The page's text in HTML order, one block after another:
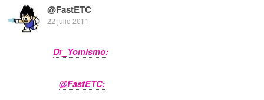
@FastETC
22 julio 2011
Dr_Yomismo:
@FastETC: